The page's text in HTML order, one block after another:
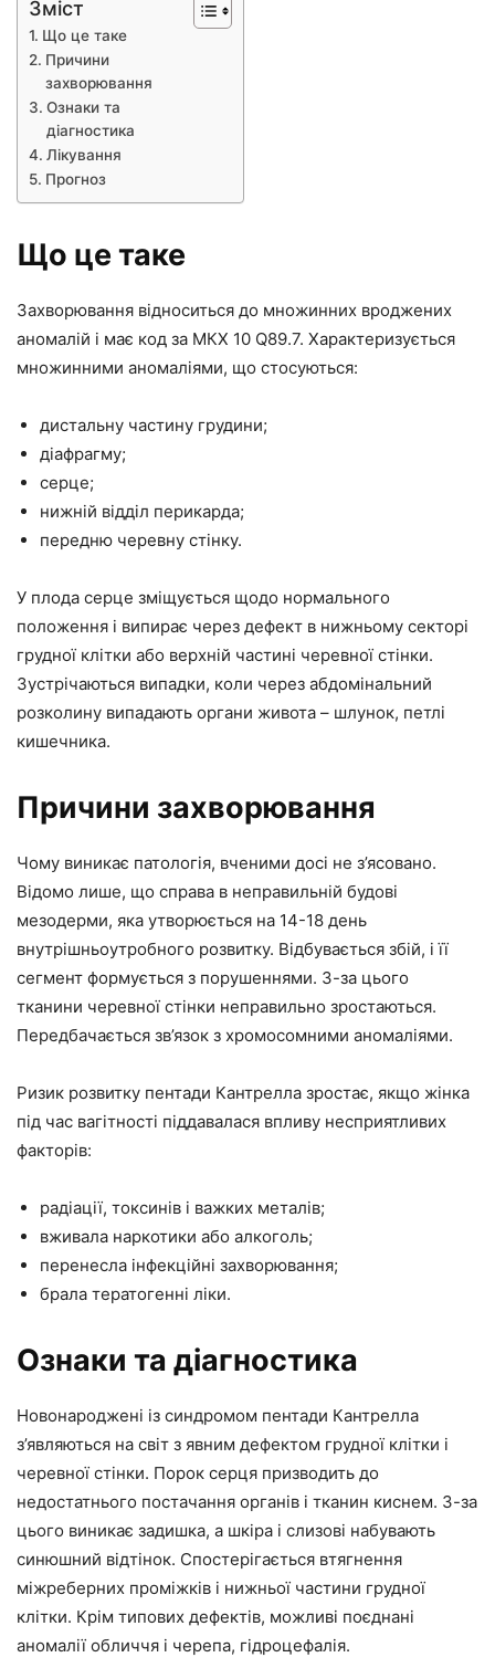
Зміст
Що це таке
Причини
захворювання
Ознаки та
діагностика
Лікування
Прогноз
Що це таке
Захворювання відноситься до множинних вроджених
аномалій і має код за МКХ 10 Q89.7. Характеризується
множинними аномаліями, що стосуються:
дистальну частину грудини;
діафрагму;
серце;
нижній відділ перикарда;
передню черевну стінку.
У плода серце зміщується щодо нормального
положення і випирає через дефект в нижньому секторі
грудної клітки або верхній частині черевної стінки.
Зустрічаються випадки, коли через абдомінальний
розколину випадають органи живота – шлунок, петлі
кишечника.
Причини захворювання
Чому виникає патологія, вченими досі не з’ясовано.
Відомо лише, що справа в неправильній будові
мезодерми, яка утворюється на 14-18 день
внутрішньоутробного розвитку. Відбувається збій, і її
сегмент формується з порушеннями. З-за цього
тканини черевної стінки неправильно зростаються.
Передбачається зв’язок з хромосомними аномаліями.
Ризик розвитку пентади Кантрелла зростає, якщо жінка
під час вагітності піддавалася впливу несприятливих
факторів:
радіації, токсинів і важких металів;
вживала наркотики або алкоголь;
перенесла інфекційні захворювання;
брала тератогенні ліки.
Ознаки та діагностика
Новонароджені із синдромом пентади Кантрелла
з’являються на світ з явним дефектом грудної клітки і
черевної стінки. Порок серця призводить до
недостатнього постачання органів і тканин киснем. З-за
цього виникає задишка, а шкіра і слизові набувають
синюшний відтінок. Спостерігається втягнення
міжреберних проміжків і нижньої частини грудної
клітки. Крім типових дефектів, можливі поєднані
аномалії обличчя і черепа, гідроцефалія.